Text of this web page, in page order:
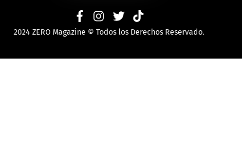
2024 ZERO Magazine © Todos los Derechos Reservado.